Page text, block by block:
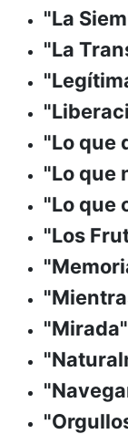
"La
"La
"Lo que
"Lo que
"Lo que
"Los
"Mirada"